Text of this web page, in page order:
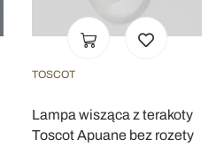
TOSCOT
Lampa wisząca z terakoty
Toscot Apuane bez rozety